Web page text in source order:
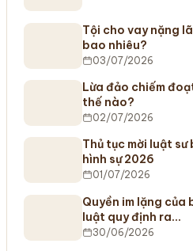
Tội cho vay nặng
bao nhiêu?
03/07/2026
Lừa đảo chiếm
thế nào?
02/07/2026
Thủ tục mời luật
hình sự 2026
01/07/2026
Quyền im lặng của
luật quy định ra…
30/06/2026